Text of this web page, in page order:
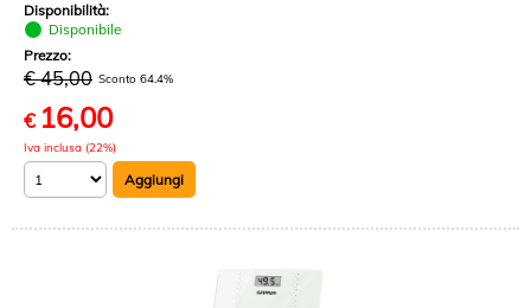
Disponibilità:
Disponibile
Prezzo:
€ 45,00 Sconto 64.4%
€ 16,00
Iva inclusa (22%)